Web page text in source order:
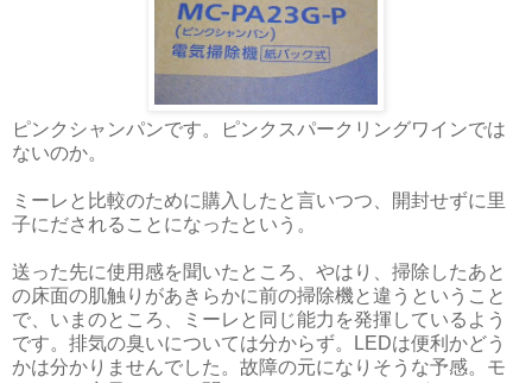
ピンクシャンパンです。ピンクスパークリングワインでは
ないのか。
ミーレと比較のために購入したと言いつつ、開封せずに里
子にだされることになったという。
送った先に使用感を聞いたところ、やはり、掃除したあと
の床面の肌触りがあきらかに前の掃除機と違うということ
で、いまのところ、ミーレと同じ能力を発揮しているよう
です。排気の臭いについては分からず。LEDは便利かどう
かは分かりませんでした。故障の元になりそうな予感。モ